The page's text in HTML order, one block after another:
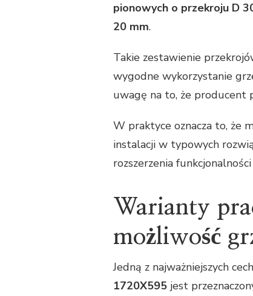
pionowych o przekroju D
20 mm.
Takie zestawienie
wygodne wykorzystanie
uwagę na to, że producent
W praktyce oznacza to, że
instalacji w typowych
rozszerzenia
Warianty
możliwość
Jedną z najważniejszych
1720X595 jest